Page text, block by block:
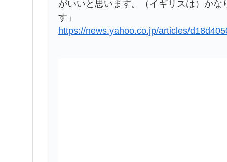
がいいと思います。（イギリスは）か
す」
https://news.yahoo.co.jp/articles/